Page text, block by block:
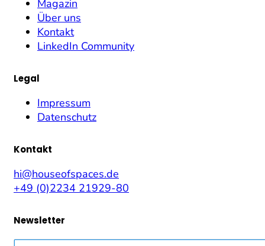
Magazin
Über uns
Kontakt
LinkedIn Community
Legal
Impressum
Datenschutz
Kontakt
hi@houseofspaces.de
+49 (0)2234 21929-80
Newsletter